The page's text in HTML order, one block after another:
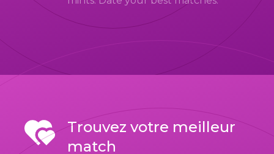
Trouvez votre meilleur
match